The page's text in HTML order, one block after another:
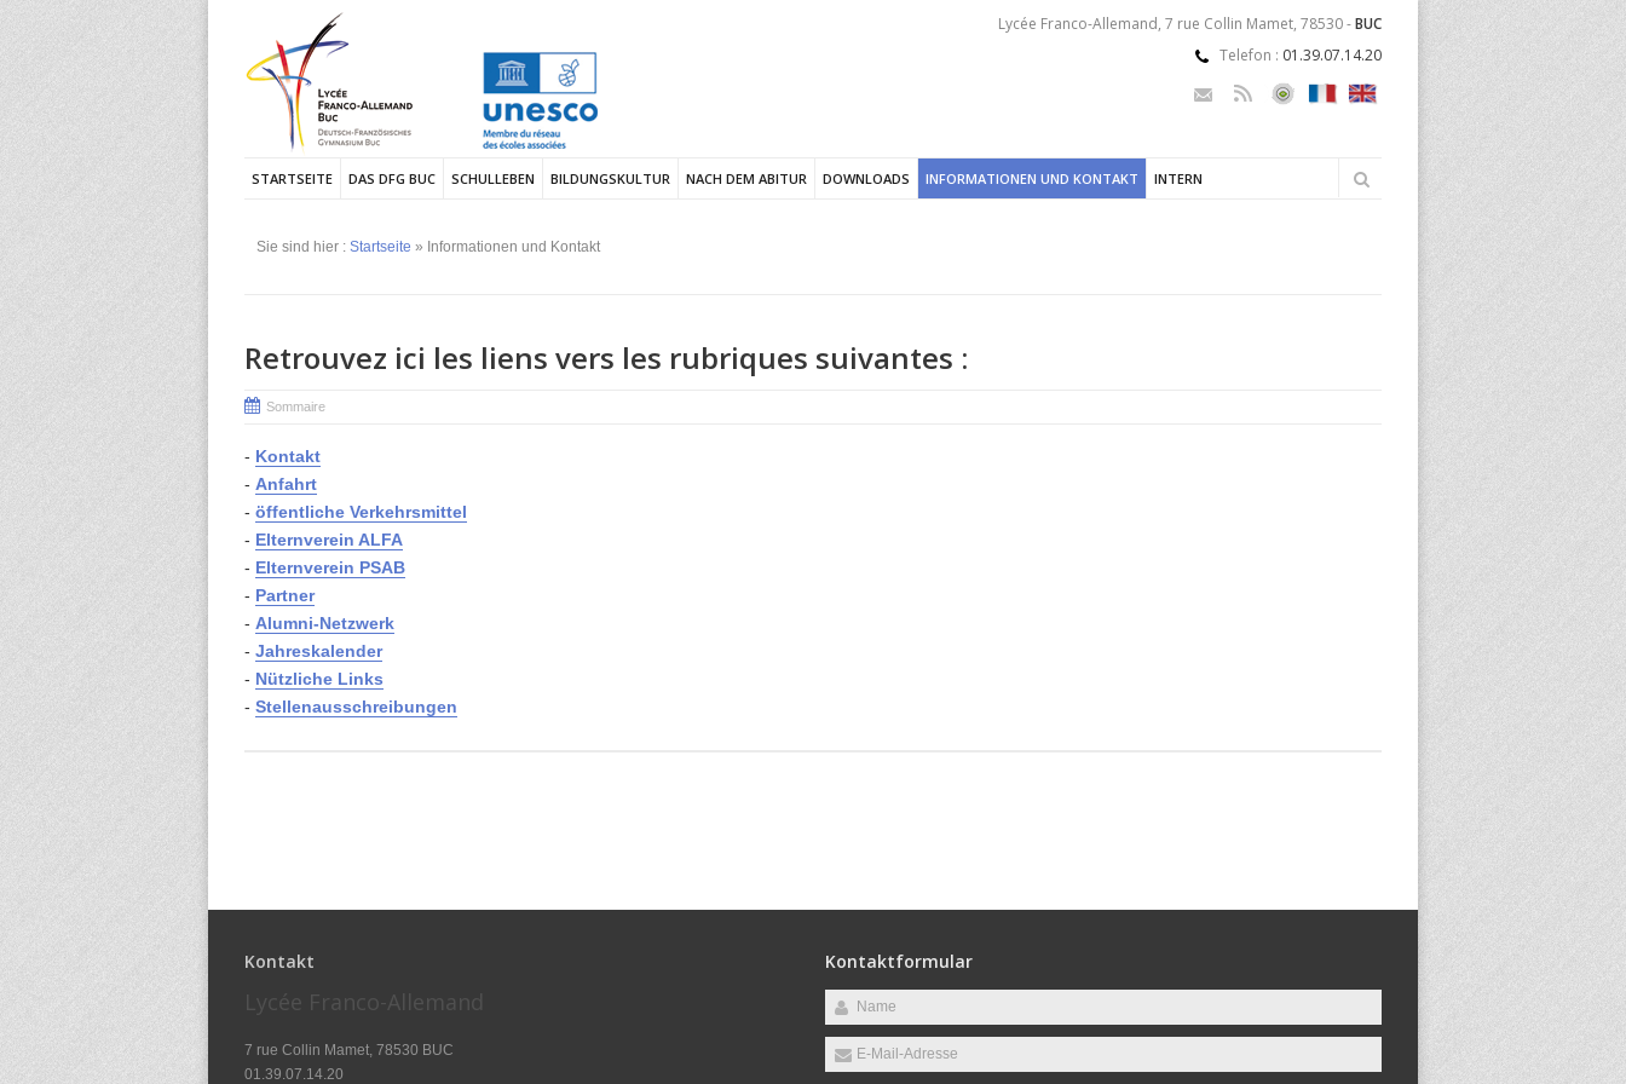
Lycée Franco-Allemand, 7 rue Collin Mamet, 78530 -BUC
Telefon : 01.39.07.14.20
STARTSEITE DAS DFG BUC SCHULLEBEN BILDUNGSKULTUR NACH DEM ABITUR DOWNLOADS INFORMATIONEN UND KONTAKT INTERN
Sie sind hier : Startseite » Informationen und Kontakt
Retrouvez ici les liens vers les rubriques suivantes :
Sommaire
- Kontakt
- Anfahrt
- öffentliche Verkehrsmittel
- Elternverein ALFA
- Elternverein PSAB
- Partner
- Alumni-Netzwerk
- Jahreskalender
- Nützliche Links
- Stellenausschreibungen
Kontakt
Lycée Franco-Allemand
7 rue Collin Mamet, 78530 BUC
01.39.07.14.20
Kontaktformular